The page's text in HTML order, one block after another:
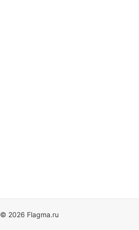
© 2026 Flagma.ru